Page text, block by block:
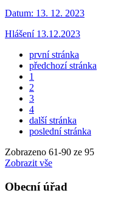
Datum: 13. 12. 2023
Hlášení 13.12.2023
první stránka
předchozí stránka
1
2
3
4
další stránka
poslední stránka
Zobrazeno 61-90 ze 95
Zobrazit vše
Obecní úřad